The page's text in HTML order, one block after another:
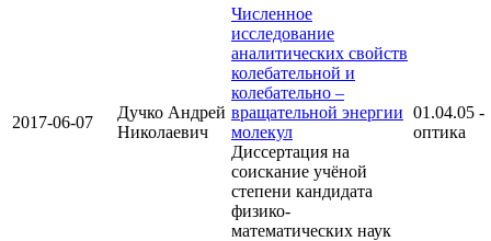
2017-06-07
Дучко Андрей
Николаевич
Численное
исследование
аналитических свойств
колебательной и
колебательно –
вращательной энергии
молекул
Диссертация на
соискание учёной
степени кандидата
физико-
математических наук
01.04.05 -
оптика